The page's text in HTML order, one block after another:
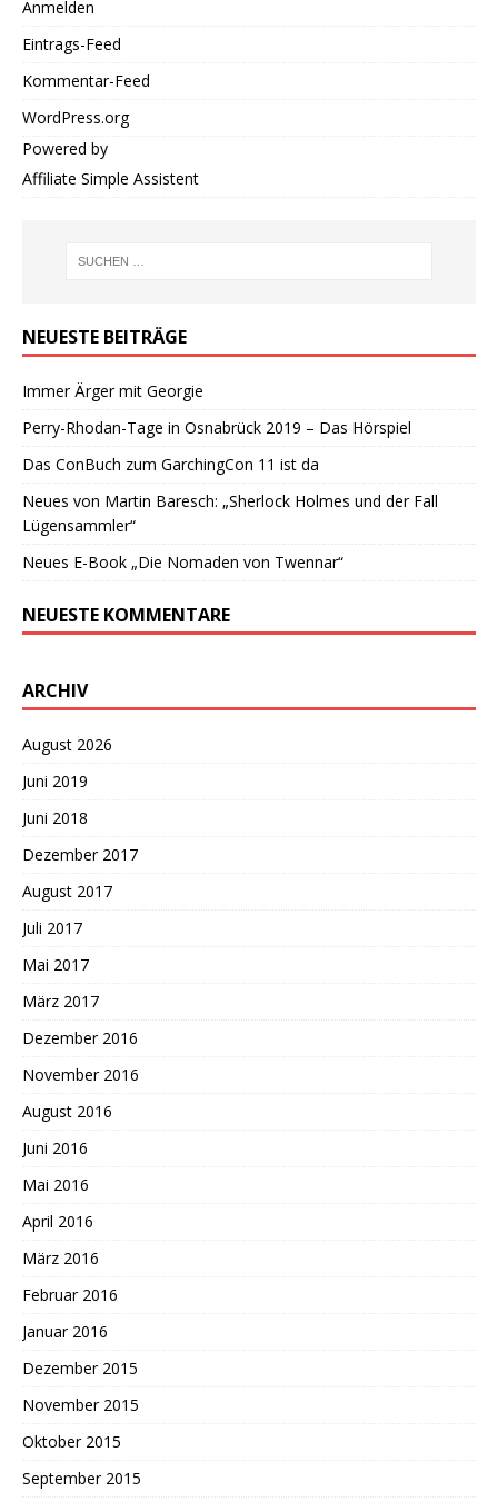
Anmelden
Eintrags-Feed
Kommentar-Feed
WordPress.org
Powered by
Affiliate Simple Assistent
NEUESTE BEITRÄGE
Immer Ärger mit Georgie
Perry-Rhodan-Tage in Osnabrück 2019 – Das Hörspiel
Das ConBuch zum GarchingCon 11 ist da
Neues von Martin Baresch: „Sherlock Holmes und der Fall
Lügensammler“
Neues E-Book „Die Nomaden von Twennar“
NEUESTE KOMMENTARE
ARCHIV
August 2026
Juni 2019
Juni 2018
Dezember 2017
August 2017
Juli 2017
Mai 2017
März 2017
Dezember 2016
November 2016
August 2016
Juni 2016
Mai 2016
April 2016
März 2016
Februar 2016
Januar 2016
Dezember 2015
November 2015
Oktober 2015
September 2015